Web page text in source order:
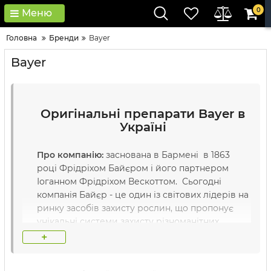
Меню 0
Головна Бренди Bayer
Bayer
Оригінальні препарати Bayer в
Україні
Про компанію: заснована в Бармені в 1863
році Фрідріхом Байєром і його партнером
Іоганном Фрідріхом Вескоттом. Сьогодні
компанія Байєр - це один із світових лідерів на
ринку засобів захисту рослин, що пропонує
унікальні системи захисту різноманітних
сільськогосподарських культур.
+